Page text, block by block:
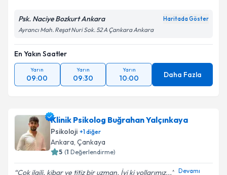
Psk. Naciye Bozkurt Ankara Haritada Göster
Ayrancı Mah. Reşat Nuri Sok. 52 A Çankara Ankara
En Yakın Saatler
Yarın
09:00
Yarın
09:30
Yarın
10:00 Daha Fazla
Klinik Psikolog Buğrahan Yalçınkaya
Psikoloji +1diğer
Ankara, Çankaya
5 (1 Değerlendirme)
Çok ilgili, kibar ve titiz bir uzman. İyi ki yollarımız... Devamı